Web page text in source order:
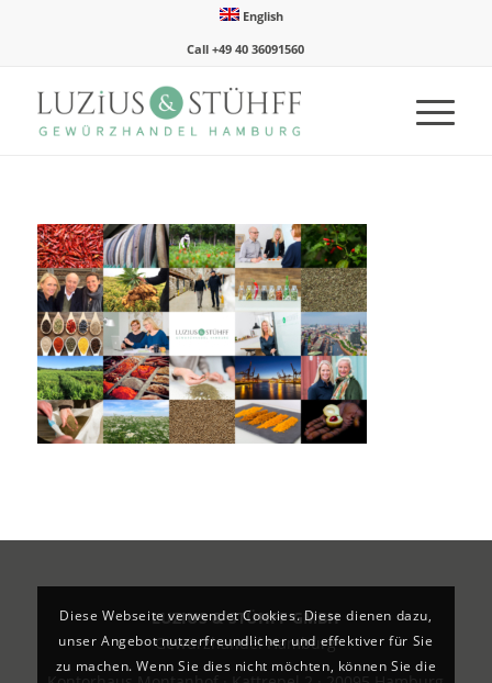
English
Call +49 40 36091560
LUZIUS & STÜHFF GMBH
Gewürzhandel Hamburg
Diese Webseite verwendet Cookies. Diese dienen dazu,
unser Angebot nutzerfreundlicher und effektiver für Sie
zu machen. Wenn Sie dies nicht möchten, können Sie die